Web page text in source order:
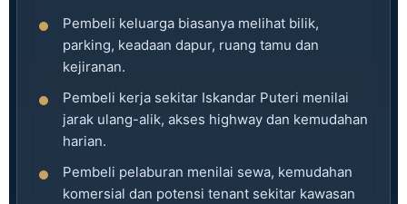
Pembeli keluarga biasanya melihat bilik,
parking, keadaan dapur, ruang tamu dan
kejiranan.
Pembeli kerja sekitar Iskandar Puteri menilai
jarak ulang-alik, akses highway dan kemudahan
harian.
Pembeli pelaburan menilai sewa, kemudahan
komersial dan potensi tenant sekitar kawasan